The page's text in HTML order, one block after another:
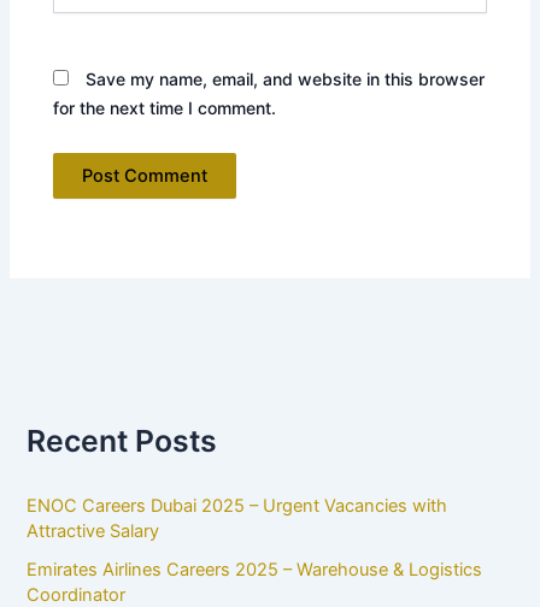
Save my name, email, and website in this browser
for the next time I comment.
Recent Posts
ENOC Careers Dubai 2025 – Urgent Vacancies with
Attractive Salary
Emirates Airlines Careers 2025 – Warehouse & Logistics
Coordinator